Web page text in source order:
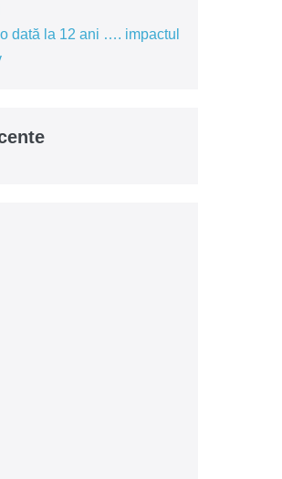
dată la 12 ani …. impactul